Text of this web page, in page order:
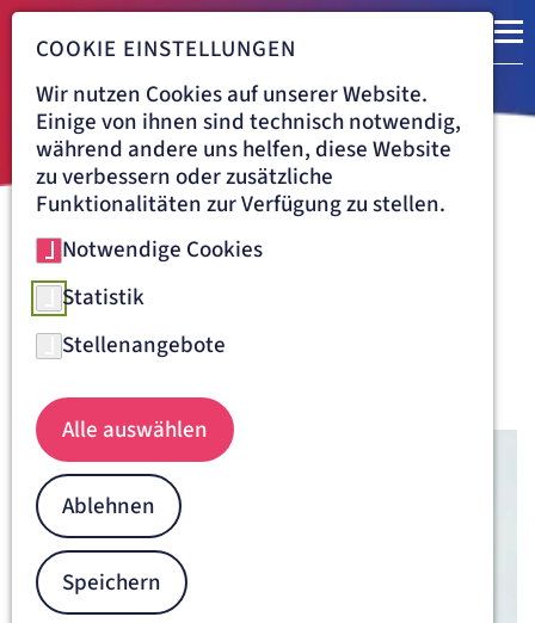
Navigationspfad
LORETTO-KRANKENHAUS FREIBURG
29.01.2026
Schulzosialarbeiterin an den
Artemed Pflegeschulen
Loretto-Krankenhaus Freiburg, 29.01.2026
COOKIE EINSTELLUNGEN
Wir nutzen Cookies auf unserer Website.
Einige von ihnen sind technisch notwendig,
während andere uns helfen, diese Website
zu verbessern oder zusätzliche
Funktionalitäten zur Verfügung zu stellen.
Notwendige Cookies
Statistik
Stellenangebote
Alle auswählen
Ablehnen
Speichern